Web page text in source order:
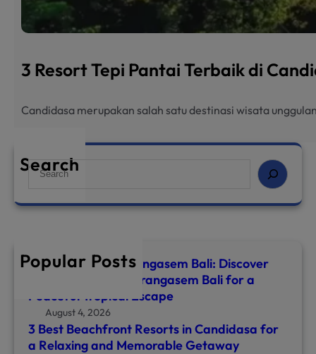
3 Resort Tepi Pantai Terbaik di
Candidasa merupakan salah satu destinasi wisata
Search
S
a
Popular Posts
Top 8 Hotels in Karangasem Bali: Discover
the Best Hotel in Karangasem Bali for a
Peaceful Tropical Escape
August 4, 2026
3 Best Beachfront Resorts in Candidasa for
a Relaxing and Memorable Getaway